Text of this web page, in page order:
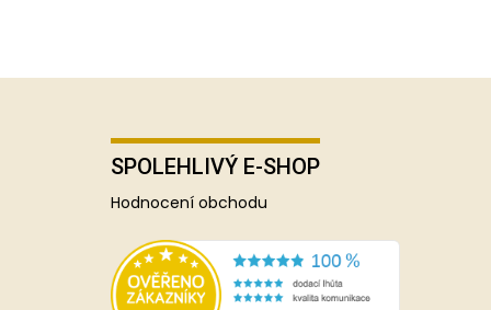
SPOLEHLIVÝ E-SHOP
Hodnocení obchodu